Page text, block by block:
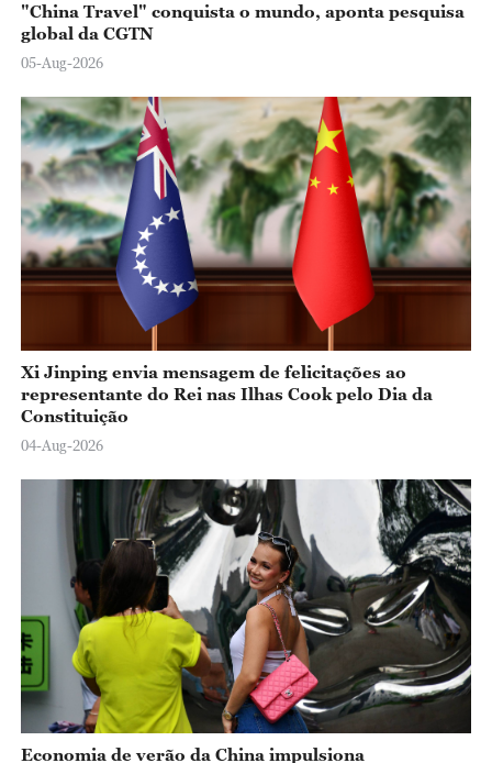
"China Travel" conquista o mundo, aponta pesquisa
global da CGTN
05-Aug-2026
Xi Jinping envia mensagem de felicitações ao
representante do Rei nas Ilhas Cook pelo Dia da
Constituição
04-Aug-2026
Economia de verão da China impulsiona